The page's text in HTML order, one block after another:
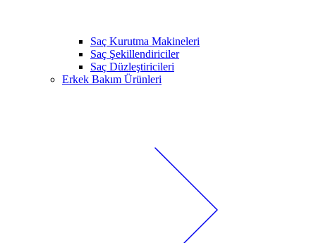
Saç Kurutma Makineleri
Saç Şekillendiriciler
Saç Düzleştiricileri
Erkek Bakım Ürünleri